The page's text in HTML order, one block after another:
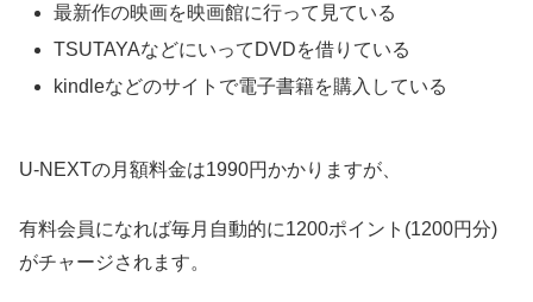
最新作の映画を映画館に行って見ている
TSUTAYAなどにいってDVDを借りている
kindleなどのサイトで電子書籍を購入している
U-NEXTの月額料金は1990円かかりますが、
有料会員になれば毎月自動的に1200ポイント(1200円分)
がチャージされます。